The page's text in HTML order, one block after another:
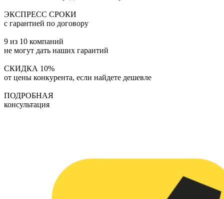
ЭКСПРЕСС СРОКИ
с гарантией по договору
9 из 10 компаний
не могут дать наших гарантий
СКИДКА 10%
от цены конкурента, если найдете дешевле
ПОДРОБНАЯ
консультация